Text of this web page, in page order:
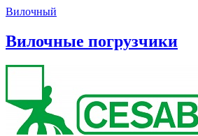
Вилочный
Вилочные погрузчики